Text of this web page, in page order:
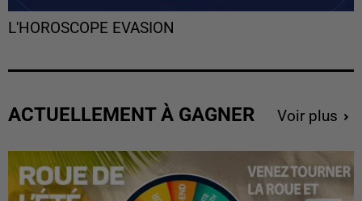
L'HOROSCOPE EVASION
ACTUELLEMENT À GAGNER Voir plus